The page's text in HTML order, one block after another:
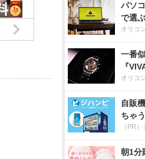
パソ
で選
オリコ
一番
『
オリコ
自販
ちゃう
（PR
朝1分